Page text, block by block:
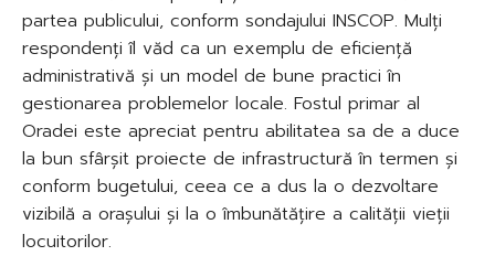
partea publicului, conform sondajului INSCOP. Mulți
respondenți îl văd ca un exemplu de eficiență
administrativă și un model de bune practici în
gestionarea problemelor locale. Fostul primar al
Oradei este apreciat pentru abilitatea sa de a duce
la bun sfârșit proiecte de infrastructură în termen și
conform bugetului, ceea ce a dus la o dezvoltare
vizibilă a orașului și la o îmbunătățire a calității vieții
locuitorilor.